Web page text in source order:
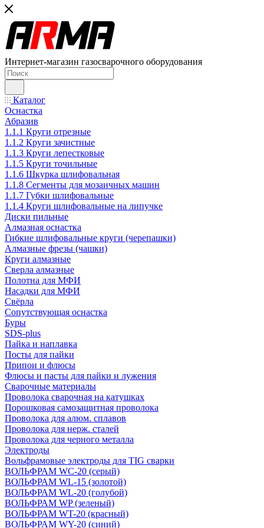
Интернет-магазин газосварочного оборудования
Каталог
Оснастка
Абразив
1.1.1 Круги отрезные
1.1.2 Круги зачистные
1.1.3 Круги лепестковые
1.1.5 Круги точильные
1.1.6 Шкурка шлифовальная
1.1.8 Сегменты для мозаичных машин
1.1.7 Губки шлифовальные
1.1.4 Круги шлифовальные на липучке
Диски пильные
Алмазная оснастка
Гибкие шлифовальные круги (черепашки)
Алмазные фрезы (чашки)
Круги алмазные
Сверла алмазные
Полотна для МФИ
Насадки для МФИ
Свёрла
Сопутствующая оснастка
Буры
SDS-plus
Пайка и наплавка
Посты для пайки
Припои и флюсы
Флюсы и пасты для пайки и лужения
Сварочные материалы
Проволока сварочная на катушках
Порошковая самозащитная проволока
Проволока для алюм. сплавов
Проволока для нерж. сталей
Проволока для черного металла
Электроды
Вольфрамовые электроды для TIG сварки
ВОЛЬФРАМ WC-20 (серый)
ВОЛЬФРАМ WL-15 (золотой)
ВОЛЬФРАМ WL-20 (голубой)
ВОЛЬФРАМ WP (зеленый)
ВОЛЬФРАМ WT-20 (красный)
ВОЛЬФРАМ WY-20 (синий)